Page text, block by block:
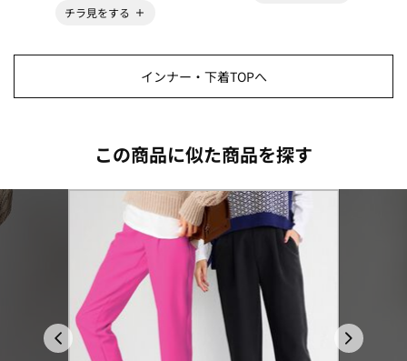
チラ見をする
インナー・下着TOPへ
この商品に似た商品を探す